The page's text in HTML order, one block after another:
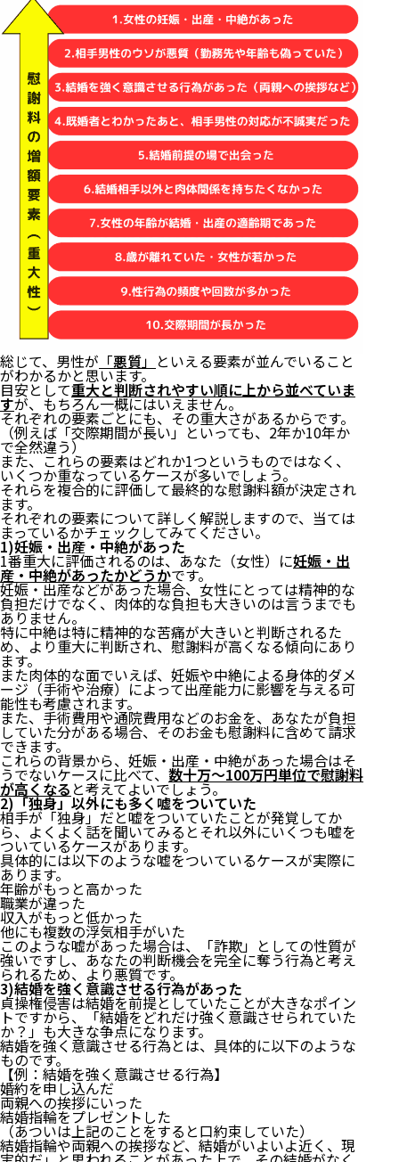
総じて、男性が 「悪質」 といえる要素が並んでいること
がわかるかと思います。
目安として重大と判断されやすい順に上から並べていま
すが、もちろん一概にはいえません。
それぞれの要素ごとにも、その重大さがあるからです。
（例えば「交際期間が長い」といっても、2年か10年か
で全然違う）
また、これらの要素はどれか1つというものではなく、
いくつか重なっているケースが多いでしょう。
それらを複合的に評価して最終的な慰謝料額が決定され
ます。
それぞれの要素について詳しく解説しますので、当ては
まっているかチェックしてみてください。
1)妊娠・出産・中絶があった
1番重大に評価されるのは、あなた（女性）に妊娠・出
産・中絶があったかどうかです。
妊娠・出産などがあった場合、女性にとっては精神的な
負担だけでなく、肉体的な負担も大きいのは言うまでも
ありません。
特に中絶は特に精神的な苦痛が大きいと判断されるた
め、より重大に判断され、慰謝料が高くなる傾向にあり
ます。
また肉体的な面でいえば、妊娠や中絶による身体的ダメ
ージ（手術や治療）によって出産能力に影響を与える可
能性も考慮されます。
また、手術費用や通院費用などのお金を、あなたが負担
していた分がある場合、そのお金も慰謝料に含めて請求
できます。
これらの背景から、妊娠・出産・中絶があった場合はそ
うでないケースに比べて、 数十万〜100万円単位で慰謝料
が高くなる と考えてよいでしょう。
2)「独身」以外にも多く嘘をついていた
相手が「独身」だと嘘をついていたことが発覚してか
ら、よくよく話を聞いてみるとそれ以外にいくつも嘘を
ついているケースがあります。
具体的には以下のような嘘をついているケースが実際に
あります。
年齢がもっと高かった
職業が違った
収入がもっと低かった
他にも複数の浮気相手がいた
このような嘘があった場合は、「詐欺」としての性質が
強いですし、あなたの判断機会を完全に奪う行為と考え
られるため、より悪質です。
3)結婚を強く意識させる行為があった
貞操権侵害は結婚を前提としていたことが大きなポイン
トですから、「結婚をどれだけ強く意識させられていた
か？」も大きな争点になります。
結婚を強く意識させる行為とは、具体的に以下のような
ものです。
【例：結婚を強く意識させる行為】
婚約を申し込んだ
両親への挨拶にいった
結婚指輪をプレゼントした
（あついは上記のことをすると口約束していた）
結婚指輪や両親への挨拶など、結婚がいよいよ近く、現